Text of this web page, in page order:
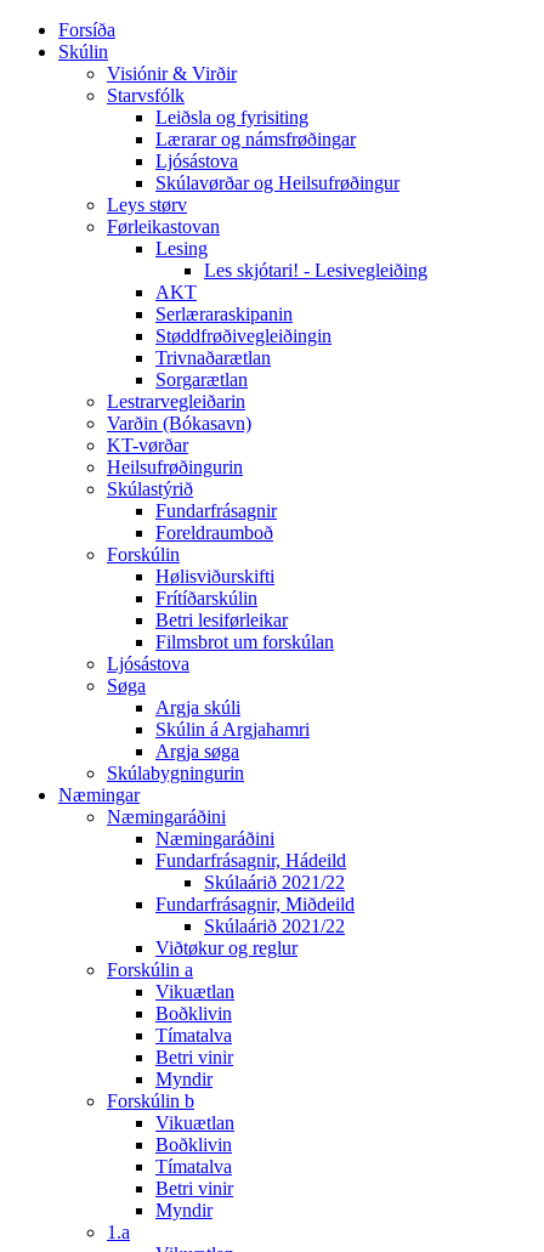
Forsíða
Skúlin
Visiónir & Virðir
Starvsfólk
Leiðsla og fyrisiting
Lærarar og námsfrøðingar
Ljósástova
Skúlavørðar og Heilsufrøðingur
Leys størv
Førleikastovan
Lesing
Les skjótari! - Lesivegleiðing
AKT
Serlæraraskipanin
Støddfrøðivegleiðingin
Trivnaðarætlan
Sorgarætlan
Lestrarvegleiðarin
Varðin (Bókasavn)
KT-vørðar
Heilsufrøðingurin
Skúlastýrið
Fundarfrásagnir
Foreldraumboð
Forskúlin
Hølisviðurskifti
Frítíðarskúlin
Betri lesiførleikar
Filmsbrot um forskúlan
Ljósástova
Søga
Argja skúli
Skúlin á Argjahamri
Argja søga
Skúlabygningurin
Næmingar
Næmingaráðini
Næmingaráðini
Fundarfrásagnir, Hádeild
Skúlaárið 2021/22
Fundarfrásagnir, Miðdeild
Skúlaárið 2021/22
Viðtøkur og reglur
Forskúlin a
Vikuætlan
Boðklivin
Tímatalva
Betri vinir
Myndir
Forskúlin b
Vikuætlan
Boðklivin
Tímatalva
Betri vinir
Myndir
1.a